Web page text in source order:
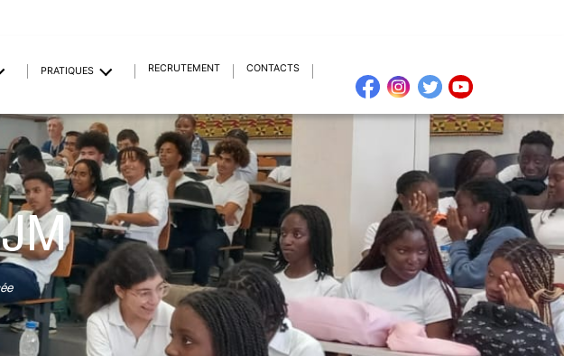
PRATIQUES RECRUTEMENT CONTACTS